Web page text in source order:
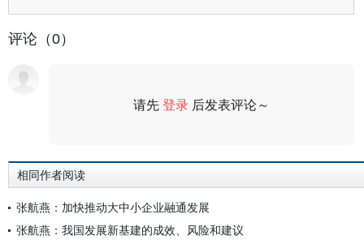
评论（0）
请先登录 后发表评论～
相同作者阅读
张航燕：加快推动大中小企业融通发展
张航燕：我国发展新基建的成效、风险和建议